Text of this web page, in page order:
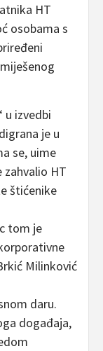
HT
osobama s
u izvedbi
je u
se, uime
zahvalio HT
štićenike
tom je
Milinković
daru.
događaja,